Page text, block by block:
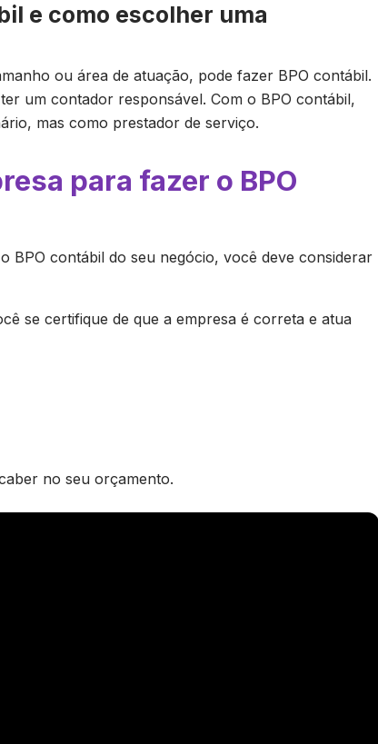
e como escolher uma
ou área de atuação, pode fazer BPO contábil.
um contador responsável. Com o BPO contábil,
mas como prestador de serviço.
para fazer o BPO
BPO contábil do seu negócio, você deve considerar
se certifique de que a empresa é correta e atua
no seu orçamento.